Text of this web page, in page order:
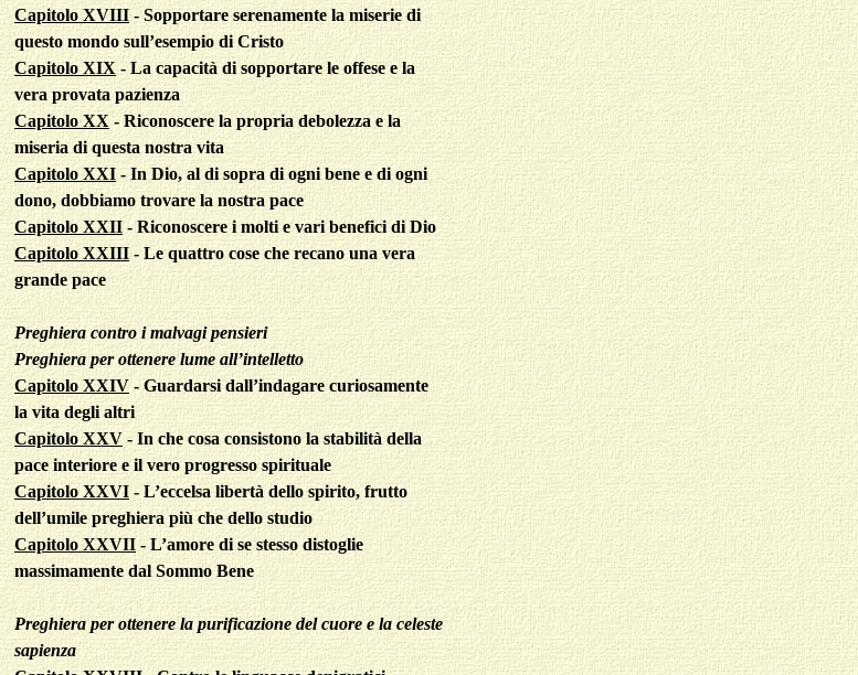
Capitolo XVIII- Sopportare serenamente la miserie di
questo mondo sull’esempio di Cristo
Capitolo XIX- La capacità di sopportare le offese e la
vera provata pazienza
Capitolo XX - Riconoscere la propria debolezza e la
miseria di questa nostra vita
Capitolo XXI - In Dio, al di sopra di ogni bene e di ogni
dono, dobbiamo trovare la nostra pace
Capitolo XXII- Riconoscere i molti e vari benefici di Dio
Capitolo XXIII - Le quattro cose che recano una vera
grande pace
Preghiera contro i malvagi pensieri
Preghiera per ottenere lume all’intelletto
Capitolo XXIV - Guardarsi dall’indagare curiosamente
la vita degli altri
Capitolo XXV- In che cosa consistono la stabilità della
pace interiore e il vero progresso spirituale
Capitolo XXVI- L’eccelsa libertà dello spirito, frutto
dell’umile preghiera più che dello studio
Capitolo XXVII - L’amore di se stesso distoglie
massimamente dal Sommo Bene
Preghiera per ottenere la purificazione del cuore e la celeste
sapienza